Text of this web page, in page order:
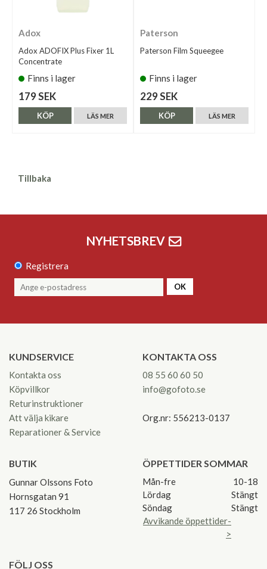
Adox
Adox ADOFIX Plus Fixer 1L
Concentrate
Finns i lager
179 SEK
LÄS MER
KÖP
Paterson
Paterson Film Squeegee
Finns i lager
229 SEK
LÄS MER
KÖP
Tillbaka
NYHETSBREV
Registrera
OK
KUNDSERVICE
Kontakta oss
Köpvillkor
Returinstruktioner
Att välja kikare
Reparationer & Service
KONTAKTA OSS
08 55 60 60 50
info@gofoto.se
Org.nr: 556213-0137
BUTIK
Gunnar Olssons Foto
Hornsgatan 91
117 26 Stockholm
ÖPPETTIDER SOMMAR
Mån-fre
10-18
Lördag
Stängt
Söndag
Stängt
Avvikande öppettider-
>
FÖLJ OSS